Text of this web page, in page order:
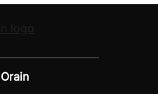
Orain